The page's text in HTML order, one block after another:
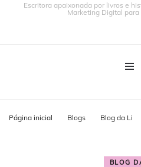
Escritora apaixonada por livros e
Marketing Digital
Página inicial Blogs Blog da Li
BLOG